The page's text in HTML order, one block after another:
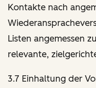
Kontakte nach
Listen angemessen
relevante,
3.7 Einhaltung der